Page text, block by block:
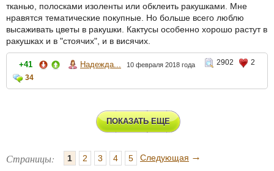
тканью, полосками изоленты или обклеить ракушками. Мне
нравятся тематические покупные. Но больше всего люблю
высаживать цветы в ракушки. Кактусы особенно хорошо растут в
ракушках и в "стоячих", и в висячих.
+41 Надежда... 10 февраля 2018 года 2902
2
34
ПОКАЗАТЬ ЕЩЕ
Страницы: 1 2 3 4 5 Следующая →